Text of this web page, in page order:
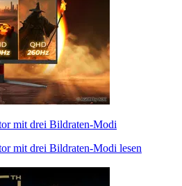
mit drei Bildraten-Modi
mit drei Bildraten-Modi lesen